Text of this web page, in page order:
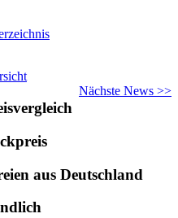
Nächste News >>
aus Deutschland